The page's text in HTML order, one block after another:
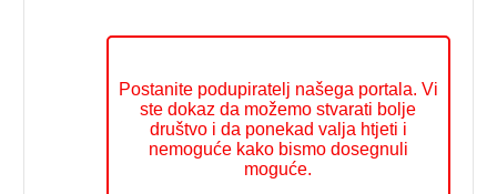
Postanite podupiratelj našega portala. Vi
ste dokaz da možemo stvarati bolje
društvo i da ponekad valja htjeti i
nemoguće kako bismo dosegnuli
moguće.